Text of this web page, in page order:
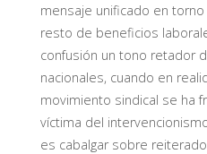
mensaje unificado en
resto de beneficios
confusión un tono retador
nacionales, cuando en
movimiento sindical se ha
víctima del
es cabalgar sobre